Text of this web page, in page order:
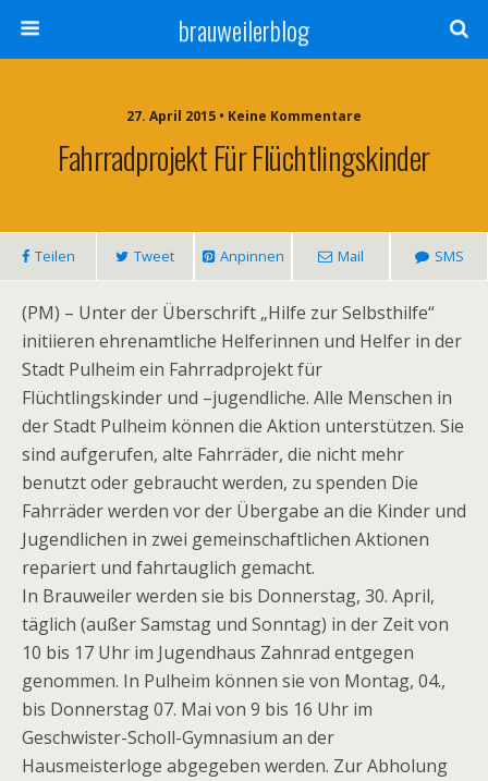
brauweilerblog
27. April 2015 • Keine Kommentare
Fahrradprojekt Für Flüchtlingskinder
Teilen Tweet Anpinnen Mail SMS
(PM) – Unter der Überschrift „Hilfe zur Selbsthilfe“
initiieren ehrenamtliche Helferinnen und Helfer in der
Stadt Pulheim ein Fahrradprojekt für
Flüchtlingskinder und –jugendliche. Alle Menschen in
der Stadt Pulheim können die Aktion unterstützen. Sie
sind aufgerufen, alte Fahrräder, die nicht mehr
benutzt oder gebraucht werden, zu spenden Die
Fahrräder werden vor der Übergabe an die Kinder und
Jugendlichen in zwei gemeinschaftlichen Aktionen
repariert und fahrtauglich gemacht.
In Brauweiler werden sie bis Donnerstag, 30. April,
täglich (außer Samstag und Sonntag) in der Zeit von
10 bis 17 Uhr im Jugendhaus Zahnrad entgegen
genommen. In Pulheim können sie von Montag, 04.,
bis Donnerstag 07. Mai von 9 bis 16 Uhr im
Geschwister-Scholl-Gymnasium an der
Hausmeisterloge abgegeben werden. Zur Abholung